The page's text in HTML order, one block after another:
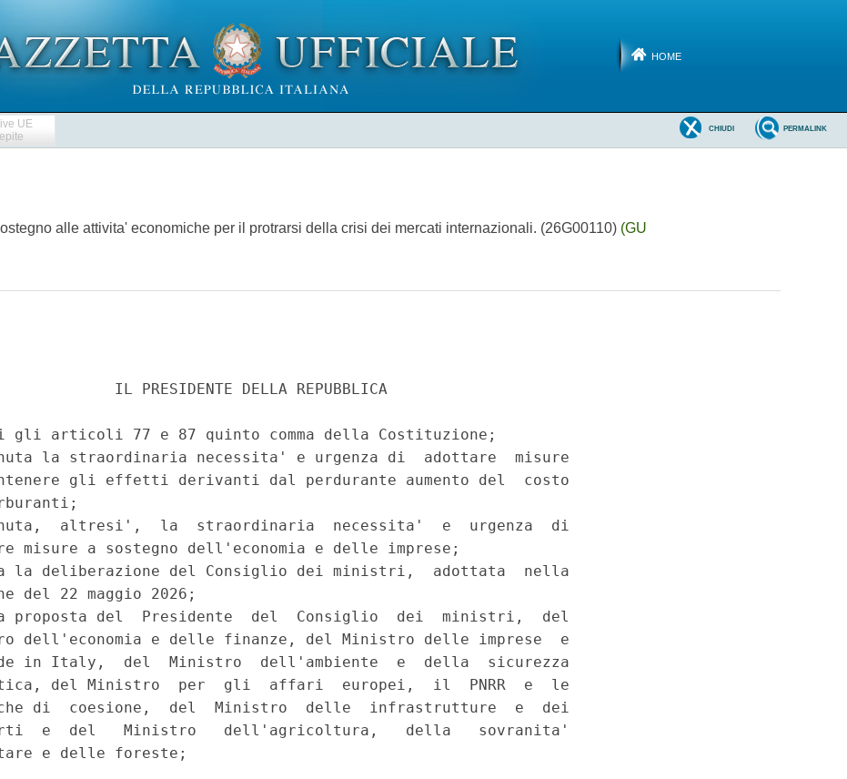
HOME
UE
PERMALINK
CHIUDI
alle attivita' economiche per il protrarsi della crisi dei mercati internazionali. (26G00110) (GU